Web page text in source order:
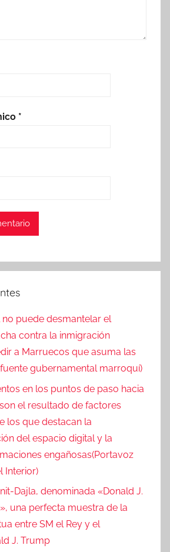
*
no puede desmantelar el
contra la inmigración
a Marruecos que asuma las
gubernamental marroquí)
en los puntos de paso hacia
el resultado de factores
los que destacan la
del espacio digital y la
engañosas(Portavoz
Interior)
Dajla, denominada «Donald J.
una perfecta muestra de la
entre SM el Rey y el
J. Trump